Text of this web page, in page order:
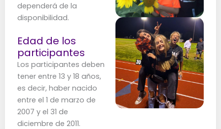
dependerá de la
disponibilidad.
Edad de los
participantes
Los participantes deben
tener entre 13 y 18 años,
es decir, haber nacido
entre el 1 de marzo de
2007 y el 31 de
diciembre de 2011.